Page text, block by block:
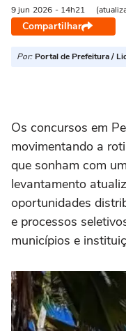
9 jun 2026 - 14h21
Compartilhar
Por: Portal de Prefeitura /
Os concursos em
movimentando a
que sonham com
levantamento
oportunidades
e processos
municípios e